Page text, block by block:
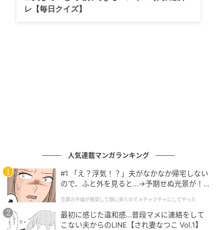
次の記事
NHK朝ドラ『風、薫る』【第54話】シマケン
（Aぇ! group佐野晶哉）の記事が起こした大
逆転劇に「痛快」の声殺到
レ【毎日クイズ】
人気連載マンガランキング
#1 「え？浮気！？」夫がなかなか帰宅しない
ので、ふと外を見ると…→予期せぬ光景が！
クチャにしてやった
旦那の不倫が発覚して頭に来たのでメチャクチャにしてやった
最初に感じた違和感…普段マメに連絡をして
こない夫からのLINE【され妻なつこ Vol.1】